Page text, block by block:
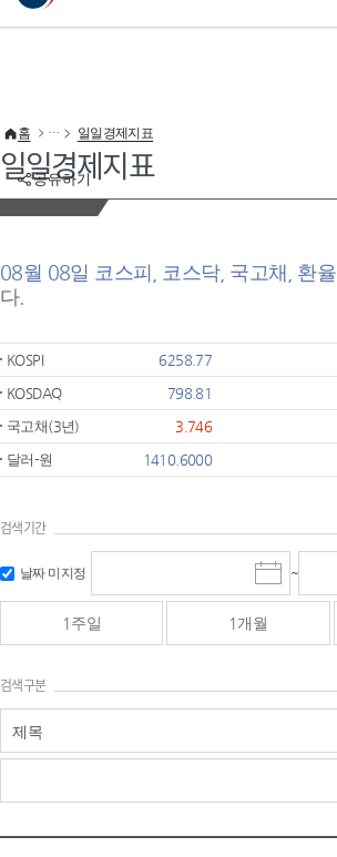
이 누리집은 대한민국 공식 전자정부 누리집입니다.
공유하기
홈 일일경제지표
일일경제지표
08월 08일 코스피, 코스닥, 국고채, 환율
다.
KOSPI 6258.77
KOSDAQ
798.81
국고채(3년)
3.746
달러-원
1410.6000
검색기간
날짜 미지정
시
작
일
선
~
1주일 1개월
검색구분
제목